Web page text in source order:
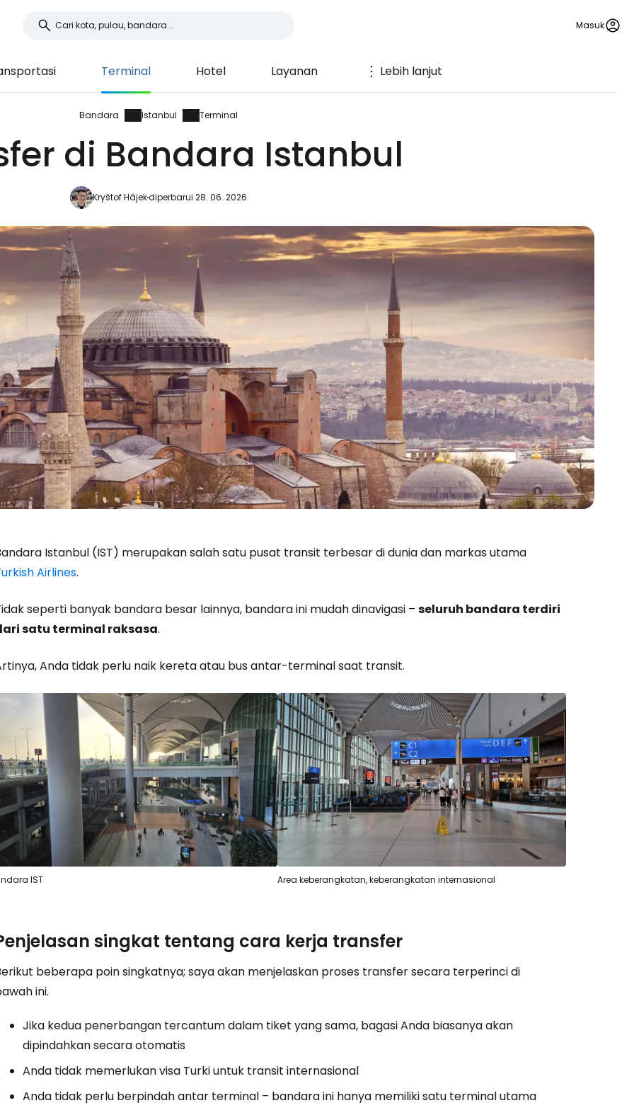
Masuk
Terminal Hotel Layanan Lebih lanjut
Bandara Istanbul Terminal
di Bandara Istanbul
Kryštof Hájekdiperbarui 28. 06. 2026
Istanbul (IST) merupakan salah satu pusat transit terbesar di dunia dan markas utama
Airlines.
seperti banyak bandara besar lainnya, bandara ini mudah dinavigasi – seluruh bandara terdiri
satu terminal raksasa.
Anda tidak perlu naik kereta atau bus antar-terminal saat transit.
IST Area keberangkatan, keberangkatan internasional
singkat tentang cara kerja transfer
beberapa poin singkatnya; saya akan menjelaskan proses transfer secara terperinci di
ini.
Jika kedua penerbangan tercantum dalam tiket yang sama, bagasi Anda biasanya akan
dipindahkan secara otomatis
Anda tidak memerlukan visa Turki untuk transit internasional
Anda tidak perlu berpindah antar terminal – bandara ini hanya memiliki satu terminal utama